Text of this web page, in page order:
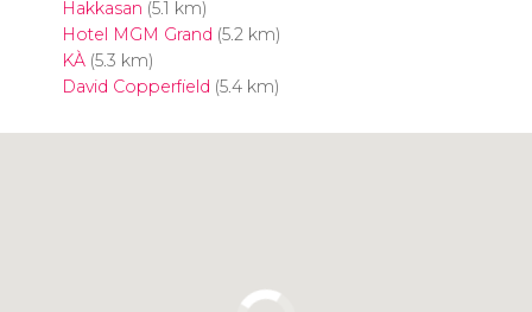
Hakkasan (5.1 km)
Hotel MGM Grand (5.2 km)
KÀ(5.3 km)
David Copperfield (5.4 km)